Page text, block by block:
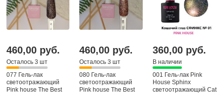
460,00 руб.
Осталось 3 шт
077 Гель-лак
светоотражающий
Pink house The Best
460,00 руб.
Осталось 3 шт
080 Гель-лак
светоотражающий
Pink house The Best
360,00 руб.
В наличии
001 Гель-лак Pink
House Sphinx
светоотражающий Cat